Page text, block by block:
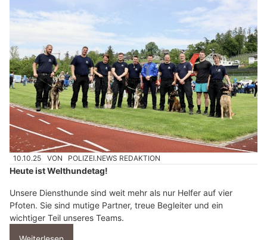
10.10.25 VON POLIZEI.NEWS REDAKTION
Heute ist Welthundetag!
Unsere Diensthunde sind weit mehr als nur Helfer auf vier
Pfoten. Sie sind mutige Partner, treue Begleiter und ein
wichtiger Teil unseres Teams.